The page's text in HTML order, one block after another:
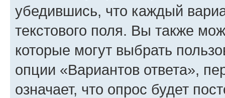
убедившись, что каждый
текстового поля. Вы также
которые могут выбрать
опции «Вариантов ответа»,
означает, что опрос будет